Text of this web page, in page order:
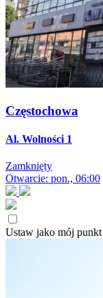
Częstochowa
Al. Wolności 1
Zamknięty
Otwarcie: pon., 06:00
Ustaw jako mój punkt